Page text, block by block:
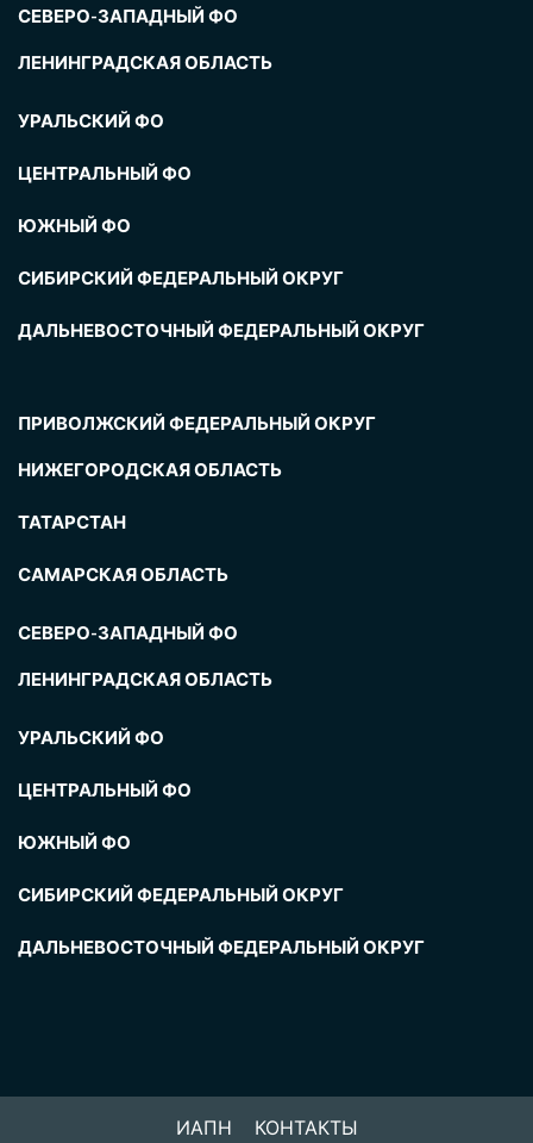
СЕВЕРО-ЗАПАДНЫЙ ФО
ЛЕНИНГРАДСКАЯ ОБЛАСТЬ
УРАЛЬСКИЙ ФО
ЦЕНТРАЛЬНЫЙ ФО
ЮЖНЫЙ ФО
СИБИРСКИЙ ФЕДЕРАЛЬНЫЙ ОКРУГ
ДАЛЬНЕВОСТОЧНЫЙ ФЕДЕРАЛЬНЫЙ ОКРУГ
ПРИВОЛЖСКИЙ ФЕДЕРАЛЬНЫЙ ОКРУГ
НИЖЕГОРОДСКАЯ ОБЛАСТЬ
ТАТАРСТАН
САМАРСКАЯ ОБЛАСТЬ
СЕВЕРО-ЗАПАДНЫЙ ФО
ЛЕНИНГРАДСКАЯ ОБЛАСТЬ
УРАЛЬСКИЙ ФО
ЦЕНТРАЛЬНЫЙ ФО
ЮЖНЫЙ ФО
СИБИРСКИЙ ФЕДЕРАЛЬНЫЙ ОКРУГ
ДАЛЬНЕВОСТОЧНЫЙ ФЕДЕРАЛЬНЫЙ ОКРУГ
ИАПН КОНТАКТЫ